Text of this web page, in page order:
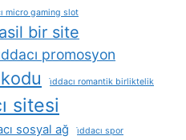
micro gaming slot
bir site
promosyon
i̇ddacı romantik birliktelik
sitesi
sosyal ağ i̇ddacı spor